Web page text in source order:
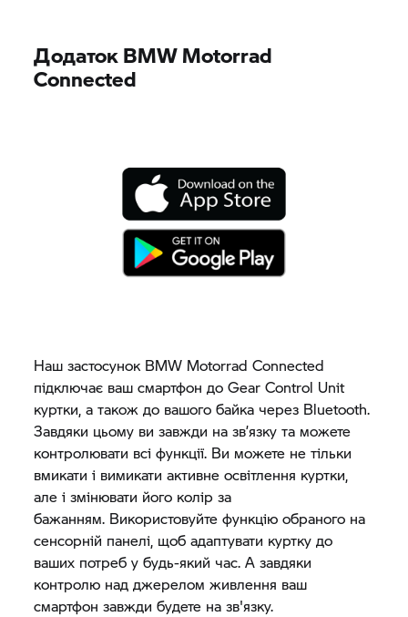
ДодатокBMW Motorrad
Connected
Наш застосунок BMW Motorrad Connected
підключає ваш смартфон до Gear Control Unit
куртки, а також до вашого байка через Bluetooth.
Завдяки цьому ви завжди на зв’язку та можете
контролювати всі функції. Ви можете не тільки
вмикати і вимикати активне освітлення куртки,
але і змінювати його колір за
бажанням. Використовуйте функцію обраного на
сенсорній панелі, щоб адаптувати куртку до
ваших потреб у будь-який час. А завдяки
контролю над джерелом живлення ваш
смартфон завжди будете на зв'язку.